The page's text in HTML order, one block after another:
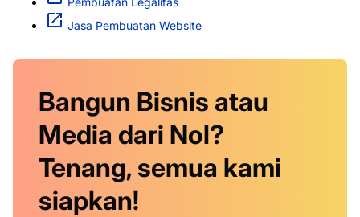
Jasa Pembuatan Website
Bangun Bisnis atau
Media dari Nol?
Tenang, semua kami
siapkan!